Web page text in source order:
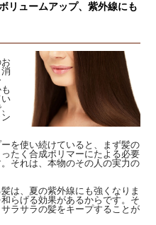
リュームアップ、紫外線にも
を使い続けていると、まず髪の
たく合成ポリマーにたよる必要
それは、本物のその人の実力の
は、夏の紫外線にも強くなりま
らげる効果があるからです。そ
ラサラの髪をキープすることが